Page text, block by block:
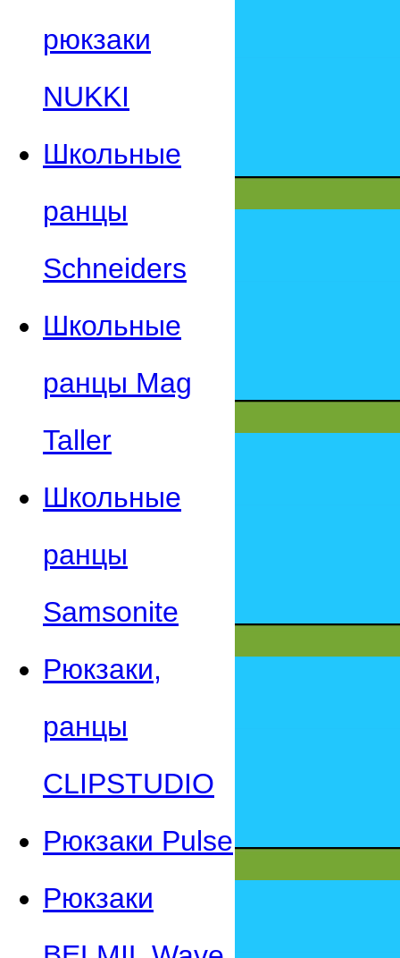
рюкзаки
NUKKI
Школьные
ранцы
Schneiders
Школьные
ранцы Mag
Taller
Школьные
ранцы
Samsonite
Рюкзаки,
ранцы
CLIPSTUDIO
Рюкзаки Pulse
Рюкзаки